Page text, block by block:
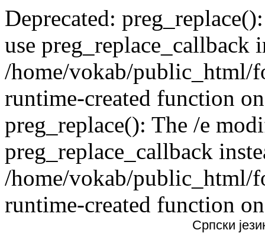
Deprecated:
use preg_replace_callback
/home/vokab/public_html/
runtime-created function
preg_replace(): The /e
preg_replace_callback
/home/vokab/public_html/
runtime-created function
Српски